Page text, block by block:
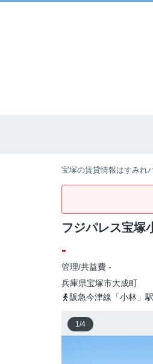
宝塚の賃貸情報はすみれ
フジパレス宝塚
-
管理/共益費 -
兵庫県宝塚市大成町
阪急今津線「小林」
1/4